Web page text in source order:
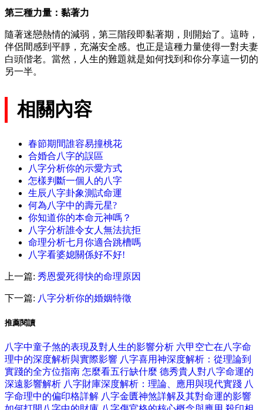
第三種力量：黏著力
隨著迷戀熱情的減弱，第三階段即黏著期，則開始了。這時，
伴侶間感到平靜，充滿安全感。也正是這種力量使得一對夫妻
白頭偕老。當然，人生的難題就是如何找到和你分享這一切的
另一半。
相關內容
春節期間誰容易撞桃花
合婚合八字的誤區
八字分析你的示愛方式
怎樣判斷一個人的八字
生辰八字卦象測試命運
何為八字中的壽元星?
你知道你的本命元神嗎？
八字分析誰令女人無法抗拒
命理分析七月你適合跳槽嗎
八字看婆媳關係好不好!
上一篇: 秀恩愛死得快的命理原因
下一篇: 八字分析你的婚姻特徵
推薦閱讀
八字中童子煞的表現及對人生的影響分析 六甲空亡在八字命
理中的深度解析與實際影響 八字喜用神深度解析：從理論到
實踐的全方位指南 怎麼看五行缺什麼 德秀貴人對八字命運的
深遠影響解析 八字財庫深度解析：理論、應用與現代實踐 八
字命理中的偏印格詳解 八字金匱神煞詳解及其對命運的影響